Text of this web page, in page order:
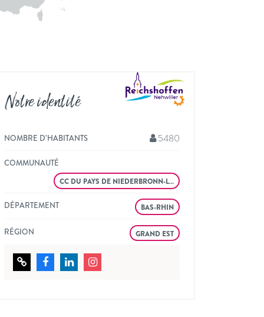
Notre identité
NOMBRE D’HABITANTS 5480
COMMUNAUTÉ
CC DU PAYS DE NIEDERBRONN-L…
DÉPARTEMENT BAS-RHIN
RÉGION GRAND EST